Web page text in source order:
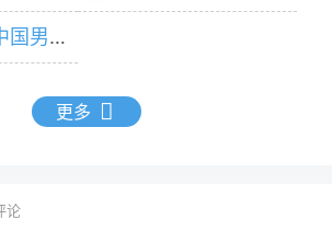
气排行榜
更多
论